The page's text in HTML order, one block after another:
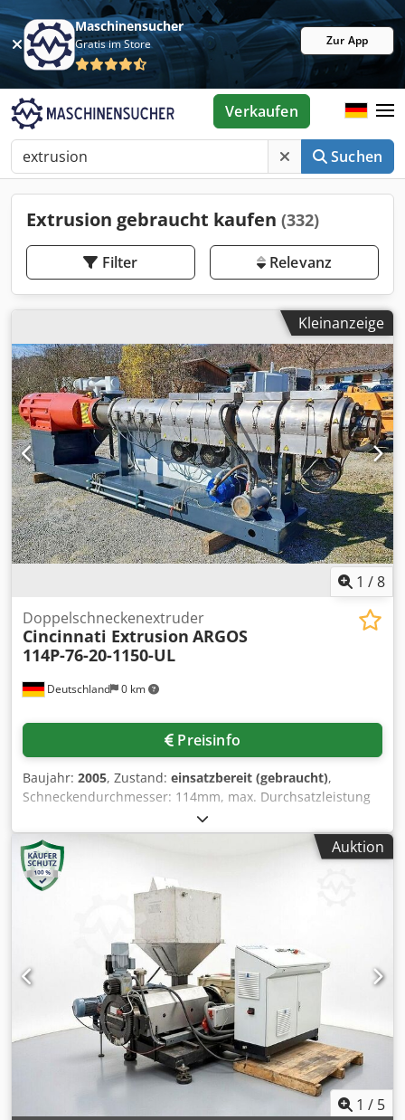
Maschinensucher
Gratis im Store Zur App
Suchen
Verkaufen
Extrusion gebraucht kaufen (332)
Filter Relevanz
Kleinanzeige
1 /8
Deutschland 0 km
Doppelschneckenextruder
Cincinnati Extrusion ARGOS
114P-76-20-1150-UL
Preisinfo
Baujahr: 2005, Zustand: einsatzbereit (gebraucht),
Schneckendurchmesser: 114mm, max. Durchsatzleistung
PVC: 600kg/h, max. Schneckendrehzahl: 20/min, Anzahl
Heizzonen für Werkzeuge: 12, Motorantriebsleistung:
76kW, Nennspannung: 3x 415V AC, Nennstrom: 353A,
Nennleistung: 218kW, Gewicht: 7,1t,
Betriebsstundenstand: ca. 90.000h. Schnecken: Geometrie
für PVC-Profile, wassergekühlt, Zylinder: nitrierte
Vakuumpumpe und Leistungsumrichter für den
Hauptmotor. Eine Besichtigung vor Ort ist möglich.
Csdpfxozh Nibe Abrerf
Auktion
1 / 5